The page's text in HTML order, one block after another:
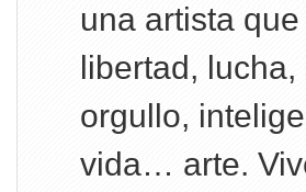
una artista
libertad,
orgullo,
vida… arte.